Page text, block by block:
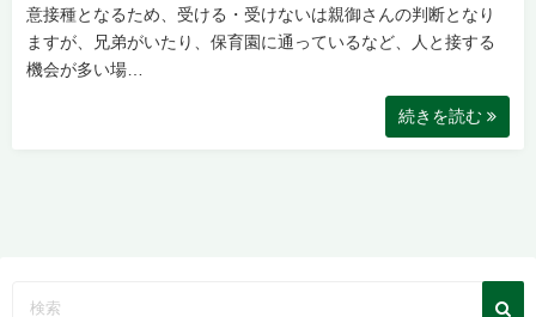
意接種となるため、受ける・受けないは親御さんの判断となり
ますが、兄弟がいたり、保育園に通っているなど、人と接する
機会が多い場…
続きを読む